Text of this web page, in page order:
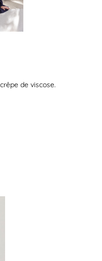
de viscose.